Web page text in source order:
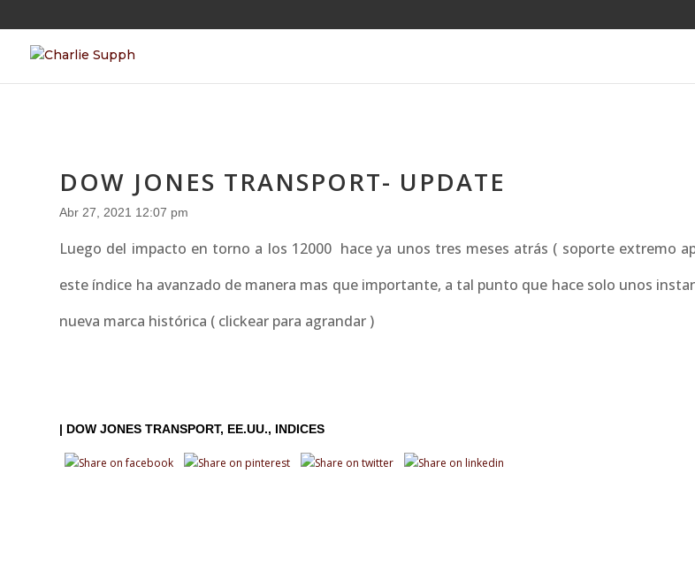
DOW JONES TRANSPORT- UPDATE
Abr 27, 2021 12:07 pm
Luego del impacto en torno a los 12000 hace ya unos tres meses atrás ( soporte extremo
este índice ha avanzado de manera mas que importante, a tal punto que hace solo unos
nueva marca histórica ( clickear para agrandar )
| DOW JONES TRANSPORT EE.UU. INDICES